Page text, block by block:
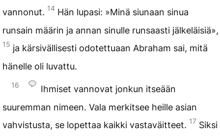
vannonut. 14 Hän lupasi: »Minä siunaan sinua
runsain määrin ja annan sinulle runsaasti jälkeläisiä»,
15 ja kärsivällisesti odotettuaan Abraham sai, mitä
hänelle oli luvattu.
16
Ihmiset vannovat jonkun itseään
suuremman nimeen. Vala merkitsee heille asian
vahvistusta, se lopettaa kaikki vastaväitteet. 17 Siksi